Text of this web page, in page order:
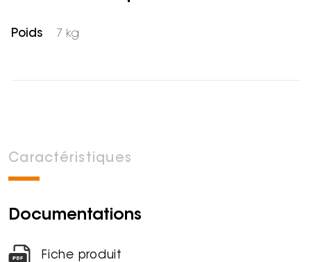
Poids 7 kg
Caractéristiques
Documentations
Fiche produit